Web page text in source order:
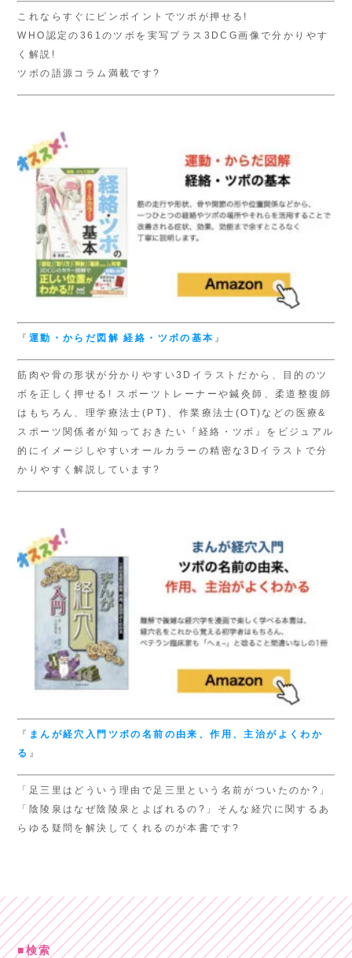
これならすぐにピンポイントでツボが押せる!
WHO認定の361のツボを実写プラス3DCG画像で分かりやす
く解説!
ツボの語源コラム満載です?
『 運動・からだ図解経絡・ツボの基本 』
筋肉や骨の形状が分かりやすい3Dイラストだから、目的のツ
ボを正しく押せる! スポーツトレーナーや鍼灸師、柔道整復師
はもちろん、理学療法士(PT)、作業療法士(OT)などの医療&
スポーツ関係者が知っておきたい『経絡・ツボ』をビジュアル
的にイメージしやすいオールカラーの精密な3Dイラストで分
かりやすく解説しています?
『 まんが経穴入門 ツボの名前の由来、作用、主治がよくわか
る 』
「足三里はどういう理由で足三里という名前がついたのか?」
「陰陵泉はなぜ陰陵泉とよばれるの?」そんな経穴に関するあ
らゆる疑問を解決してくれるのが本書です?
検索